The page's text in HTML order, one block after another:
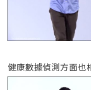
健康數據偵測方面也